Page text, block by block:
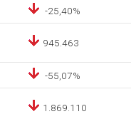
-25,40%
945.463
-55,07%
1.869.110